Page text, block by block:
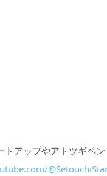
アップやアトツギベ